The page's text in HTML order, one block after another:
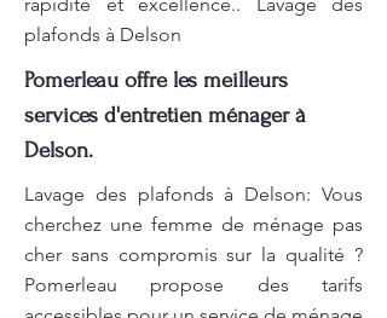
plafonds à Delson
Pomerleau offre les meilleurs
services d'entretien ménager à
Delson.
Lavage des plafonds à Delson: Vous
cherchez une femme de ménage pas
cher sans compromis sur la qualité ?
Pomerleau propose des tarifs